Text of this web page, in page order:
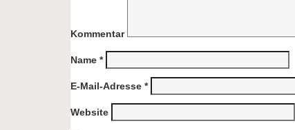
Kommentar
Name *
E-Mail-Adresse *
Website